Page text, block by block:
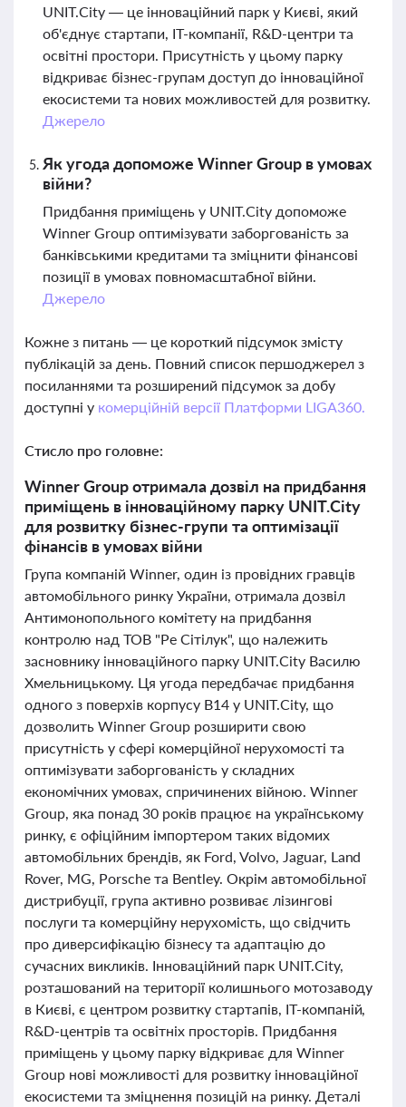
UNIT.City — це інноваційний парк у Києві, який
об'єднує стартапи, ІТ-компанії, R&D-центри та
освітні простори. Присутність у цьому парку
відкриває бізнес-групам доступ до інноваційної
екосистеми та нових можливостей для розвитку.
Джерело
Як угода допоможе Winner Group в умовах
війни?
Придбання приміщень у UNIT.City допоможе
Winner Group оптимізувати заборгованість за
банківськими кредитами та зміцнити фінансові
позиції в умовах повномасштабної війни.
Джерело
Кожне з питань — це короткий підсумок змісту
публікацій за день. Повний список першоджерел з
посиланнями та розширений підсумок за добу
доступні у комерційній версії Платформи LIGA360.
Стисло про головне:
Winner Group отримала дозвіл на придбання
приміщень в інноваційному парку UNIT.City
для розвитку бізнес-групи та оптимізації
фінансів в умовах війни
Група компаній Winner, один із провідних гравців
автомобільного ринку України, отримала дозвіл
Антимонопольного комітету на придбання
контролю над ТОВ "Ре Сітілук", що належить
засновнику інноваційного парку UNIT.City Василю
Хмельницькому. Ця угода передбачає придбання
одного з поверхів корпусу В14 у UNIT.City, що
дозволить Winner Group розширити свою
присутність у сфері комерційної нерухомості та
оптимізувати заборгованість у складних
економічних умовах, спричинених війною. Winner
Group, яка понад 30 років працює на українському
ринку, є офіційним імпортером таких відомих
автомобільних брендів, як Ford, Volvo, Jaguar, Land
Rover, MG, Porsche та Bentley. Окрім автомобільної
дистрибуції, група активно розвиває лізингові
послуги та комерційну нерухомість, що свідчить
про диверсифікацію бізнесу та адаптацію до
сучасних викликів. Інноваційний парк UNIT.City,
розташований на території колишнього мотозаводу
в Києві, є центром розвитку стартапів, ІТ-компаній,
R&D-центрів та освітніх просторів. Придбання
приміщень у цьому парку відкриває для Winner
Group нові можливості для розвитку інноваційної
екосистеми та зміцнення позицій на ринку. Деталі